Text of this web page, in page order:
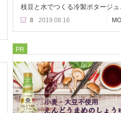
枝豆と水でつくる冷製ポタージ
8 2019.08.16
PR